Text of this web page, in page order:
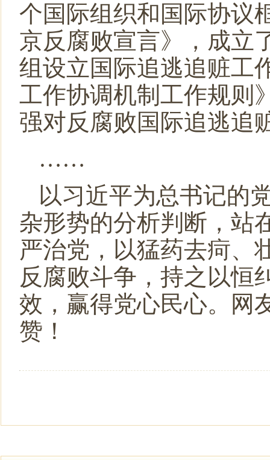
个国际组织和国际协议
京反腐败宣言》，成立
组设立国际追逃追赃工
工作协调机制工作规则
强对反腐败国际追逃追
……
以习近平为总书记的
杂形势的分析判断，站
严治党，以猛药去疴、
反腐败斗争，持之以恒
效，赢得党心民心。网
赞！